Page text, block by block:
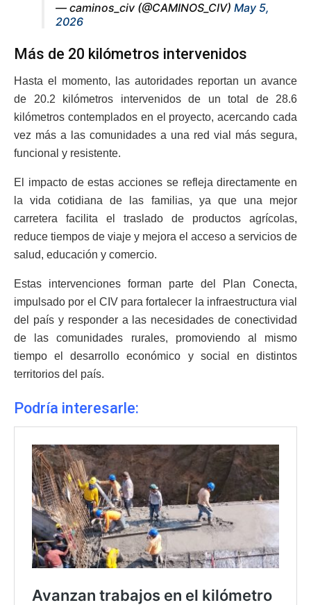
— caminos_civ (@CAMINOS_CIV) May 5,
2026
Más de 20 kilómetros intervenidos
Hasta el momento, las autoridades reportan un avance
de 20.2 kilómetros intervenidos de un total de 28.6
kilómetros contemplados en el proyecto, acercando cada
vez más a las comunidades a una red vial más segura,
funcional y resistente.
El impacto de estas acciones se refleja directamente en
la vida cotidiana de las familias, ya que una mejor
carretera facilita el traslado de productos agrícolas,
reduce tiempos de viaje y mejora el acceso a servicios de
salud, educación y comercio.
Estas intervenciones forman parte del Plan Conecta,
impulsado por el CIV para fortalecer la infraestructura vial
del país y responder a las necesidades de conectividad
de las comunidades rurales, promoviendo al mismo
tiempo el desarrollo económico y social en distintos
territorios del país.
Podría interesarle: